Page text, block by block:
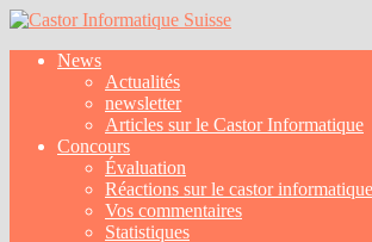
News
Actualités
newsletter
Articles sur le Castor Informatique
Concours
Évaluation
Réactions sur le castor
Vos commentaires
Statistiques